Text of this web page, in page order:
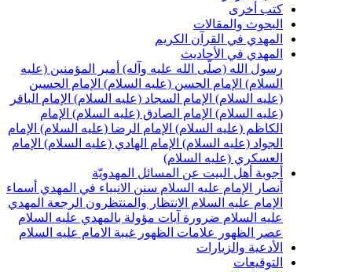
والمقالات
في القرآن الكريم
في الأحاديث
الله (صلّى الله عليه وآله) أمير المؤمنين (عليه
الإمام الحسن (عليه السلام) الإمام الحسين
الإمام السجاد (عليه السلام) الإمام الباقر
الإمام الصادق (عليه السلام) الإمام
(عليه السلام) الإمام الرضا (عليه السلام) الإمام
(عليه السلام) الإمام الهادي (عليه السلام) الإمام
(عليه السلام)
أهل البيت عن المسائل المهدويّة
الإمام عليه السلامسنن الانبياء في المهديأسماء
عليه السلامالانتظار والمنتظرونالرجعةالمهدي
السلام ضرورة آيات مؤولة بالمهدي عليه السلام
علامات الظهورغيبة الامام عليه السلام
والزيارات